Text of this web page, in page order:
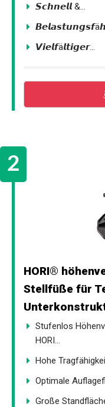
𝙎𝙘𝙝𝙣𝙚𝙡𝙡 &...
𝙑𝙞𝙚𝙡𝙛ä𝙡𝙩𝙞𝙜𝙚𝙧...
HORI®
Stellfüße für
Stufenlos
HORI...
Hohe
Optimale
Große